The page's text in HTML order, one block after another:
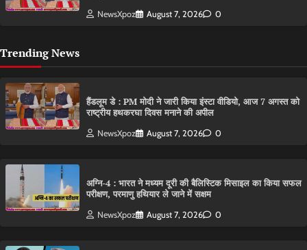
NewsXpoz August 7, 2026 0
Trending News
हैंडलूम डे : PM मोदी ने जारी किया इंस्टा वीडियो, आज 7 अगस्त को
राष्ट्रीय हथकरघा दिवस मनाने की अपील
NewsXpoz August 7, 2026 0
अग्नि-4 : भारत ने मध्यम दूरी की बैलिस्टिक मिसाइल का किया सफल
परीक्षण, परमाणु हथियार ले जाने में सक्षम
NewsXpoz August 7, 2026 0